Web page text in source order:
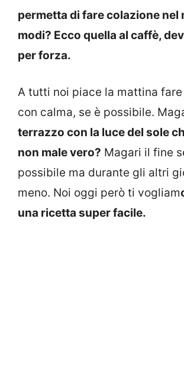
permetta di fare colazione nel
modi? Ecco quella al caffè,
per forza.
A tutti noi piace la mattina
con calma, se è possibile.
terrazzo con la luce del sole
non male vero? Magari il fine
possibile ma durante gli altri
meno. Noi oggi però ti vogliam
una ricetta super facile.